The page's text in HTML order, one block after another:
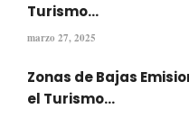
Turismo...
marzo 27, 2025
Zonas de Bajas
el Turismo...